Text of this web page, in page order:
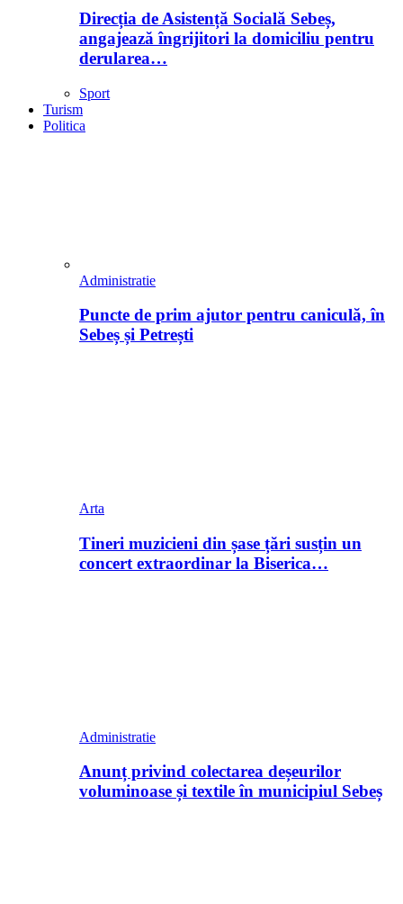
Direcția de Asistență Socială Sebeș,
angajează îngrijitori la domiciliu pentru
derularea…
Sport
Turism
Politica
Administratie
Puncte de prim ajutor pentru caniculă, în
Sebeș și Petrești
Arta
Tineri muzicieni din șase țări susțin un
concert extraordinar la Biserica…
Administratie
Anunț privind colectarea deșeurilor
voluminoase și textile în municipiul Sebeș